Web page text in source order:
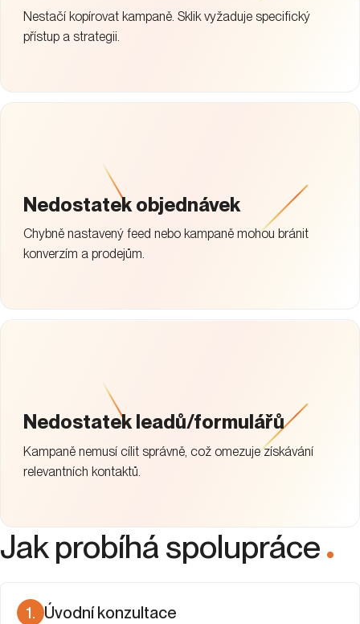
Nestačí kopírovat kampaně. Sklik vyžaduje specifický
přístup a strategii.
Nedostatek objednávek
Chybně nastavený feed nebo kampaně mohou bránit
konverzím a prodejům.
Nedostatek leadů/formulářů
Kampaně nemusí cílit správně, což omezuje získávání
relevantních kontaktů.
Jak probíhá spolupráce
.
1. Úvodní konzultace